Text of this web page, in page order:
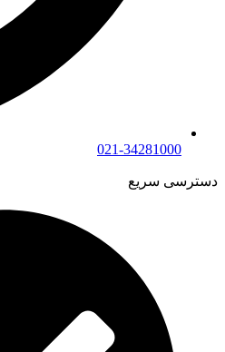
021-34281000
دسترسی سریع